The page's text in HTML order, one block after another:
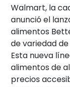
Walmart, la
anunció el
alimentos
de variedad
Esta nueva
alimentos de
precios